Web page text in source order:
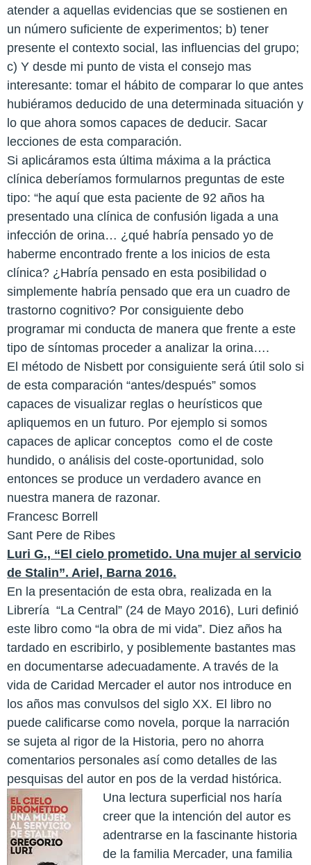
atender a aquellas evidencias que se sostienen en
un número suficiente de experimentos; b) tener
presente el contexto social, las influencias del grupo;
c) Y desde mi punto de vista el consejo mas
interesante: tomar el hábito de comparar lo que antes
hubiéramos deducido de una determinada situación y
lo que ahora somos capaces de deducir. Sacar
lecciones de esta comparación.
Si aplicáramos esta última máxima a la práctica
clínica deberíamos formularnos preguntas de este
tipo: “he aquí que esta paciente de 92 años ha
presentado una clínica de confusión ligada a una
infección de orina… ¿qué habría pensado yo de
haberme encontrado frente a los inicios de esta
clínica? ¿Habría pensado en esta posibilidad o
simplemente habría pensado que era un cuadro de
trastorno cognitivo? Por consiguiente debo
programar mi conducta de manera que frente a este
tipo de síntomas proceder a analizar la orina….
El método de Nisbett por consiguiente será útil solo si
de esta comparación “antes/después” somos
capaces de visualizar reglas o heurísticos que
apliquemos en un futuro. Por ejemplo si somos
capaces de aplicar conceptos como el de coste
hundido, o análisis del coste-oportunidad, solo
entonces se produce un verdadero avance en
nuestra manera de razonar.
Francesc Borrell
Sant Pere de Ribes
Luri G., “El cielo prometido. Una mujer al servicio
de Stalin”. Ariel, Barna 2016.
En la presentación de esta obra, realizada en la
Librería “La Central” (24 de Mayo 2016), Luri definió
este libro como “la obra de mi vida”. Diez años ha
tardado en escribirlo, y posiblemente bastantes mas
en documentarse adecuadamente. A través de la
vida de Caridad Mercader el autor nos introduce en
los años mas convulsos del siglo XX. El libro no
puede calificarse como novela, porque la narración
se sujeta al rigor de la Historia, pero no ahorra
comentarios personales así como detalles de las
pesquisas del autor en pos de la verdad histórica.
Una lectura superficial nos haría
creer que la intención del autor es
adentrarse en la fascinante historia
de la familia Mercader, una familia